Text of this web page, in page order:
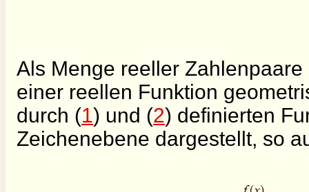
Als Menge reeller
einer reellen Funktion
durch (1) und (2) definierten
Zeichenebene dargestellt, so